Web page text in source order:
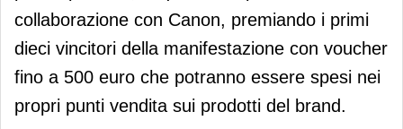
collaborazione con Canon, premiando i primi
dieci vincitori della manifestazione con voucher
fino a 500 euro che potranno essere spesi nei
propri punti vendita sui prodotti del brand.